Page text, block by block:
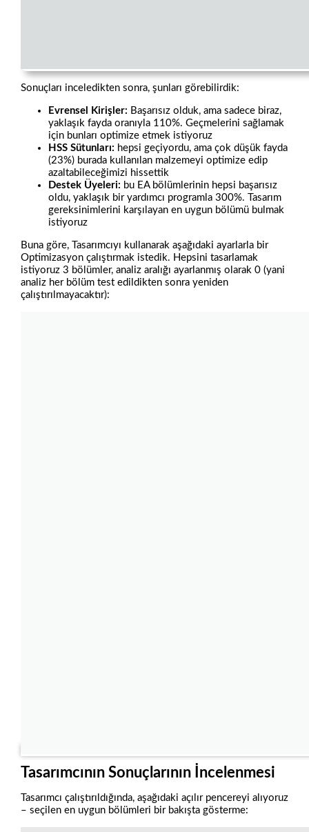
Sonuçları inceledikten sonra, şunları görebilirdik:
Evrensel Kirişler: Başarısız olduk, ama sadece biraz,
yaklaşık fayda oranıyla 110%. Geçmelerini sağlamak
için bunları optimize etmek istiyoruz
HSS Sütunları: hepsi geçiyordu, ama çok düşük fayda
(23%) burada kullanılan malzemeyi optimize edip
azaltabileceğimizi hissettik
Destek Üyeleri: bu EA bölümlerinin hepsi başarısız
oldu, yaklaşık bir yardımcı programla 300%. Tasarım
gereksinimlerini karşılayan en uygun bölümü bulmak
istiyoruz
Buna göre, Tasarımcıyı kullanarak aşağıdaki ayarlarla bir
Optimizasyon çalıştırmak istedik. Hepsini tasarlamak
istiyoruz 3 bölümler, analiz aralığı ayarlanmış olarak 0 (yani
analiz her bölüm test edildikten sonra yeniden
çalıştırılmayacaktır):
Tasarımcının Sonuçlarının İncelenmesi
Tasarımcı çalıştırıldığında, aşağıdaki açılır pencereyi alıyoruz
– seçilen en uygun bölümleri bir bakışta gösterme: